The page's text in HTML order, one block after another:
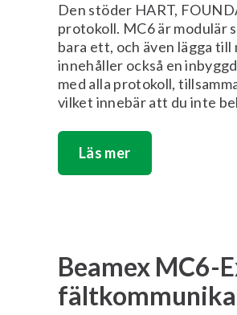
Den stöder HART,
protokoll. MC6 är modulär
bara ett, och även lägga till
innehåller också en
med alla protokoll,
vilket innebär att du inte
Läs mer
Beamex MC6-